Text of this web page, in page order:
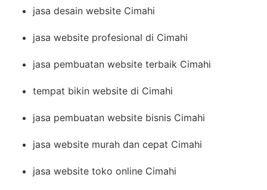
jasa desain website Cimahi
jasa website profesional di Cimahi
jasa pembuatan website terbaik Cimahi
tempat bikin website di Cimahi
jasa pembuatan website bisnis Cimahi
jasa website murah dan cepat Cimahi
jasa website toko online Cimahi